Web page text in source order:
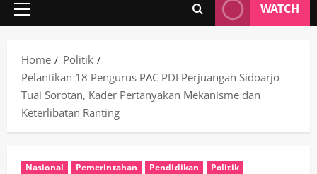
Primary
WATCH
Home
Politik
Pelantikan 18 Pengurus PAC PDI Perjuangan Sidoarjo
Tuai Sorotan, Kader Pertanyakan Mekanisme dan
Keterlibatan Ranting
Nasional Pemerintahan Pendidikan Politik